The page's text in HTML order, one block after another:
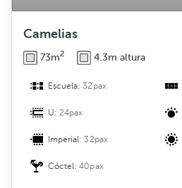
Camelias
73m2 4.3m altura
Escuela:32pax
U:24pax
Imperial:32pax
Cóctel:40pax